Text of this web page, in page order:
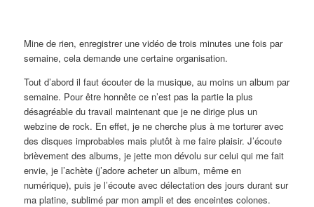
Mine de rien, enregistrer une vidéo de trois minutes une fois par
semaine, cela demande une certaine organisation.
Tout d’abord il faut écouter de la musique, au moins un album par
semaine. Pour être honnête ce n’est pas la partie la plus
désagréable du travail maintenant que je ne dirige plus un
webzine de rock. En effet, je ne cherche plus à me torturer avec
des disques improbables mais plutôt à me faire plaisir. J’écoute
brièvement des albums, je jette mon dévolu sur celui qui me fait
envie, je l’achète (j’adore acheter un album, même en
numérique), puis je l’écoute avec délectation des jours durant sur
ma platine, sublimé par mon ampli et des enceintes colones.